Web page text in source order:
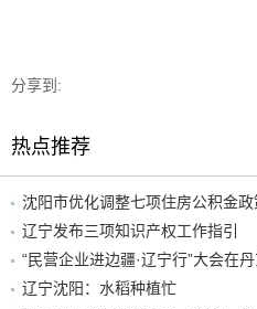
分享到:
热点推荐
沈阳市优化调整七项住房公积金
辽宁发布三项知识产权工作指引
“民营企业进边疆·辽宁行”大会在
辽宁沈阳：水稻种植忙